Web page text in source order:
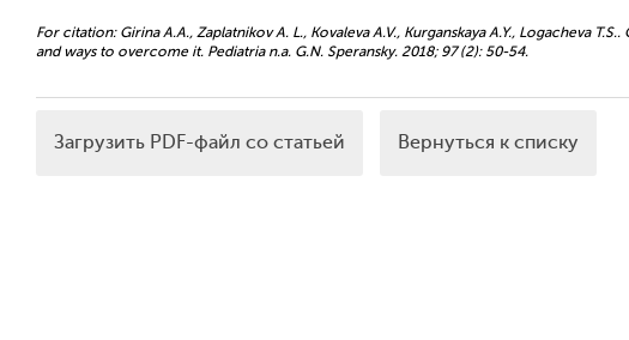
For citation: Girina A.A., Zaplatnikov A. L., Kovaleva A.V., Kurganskaya A.Y., Logacheva
and ways to overcome it. Pediatria n.a. G.N. Speransky. 2018; 97 (2): 50-54.
Загрузить PDF-файл со статьей Вернуться к списку